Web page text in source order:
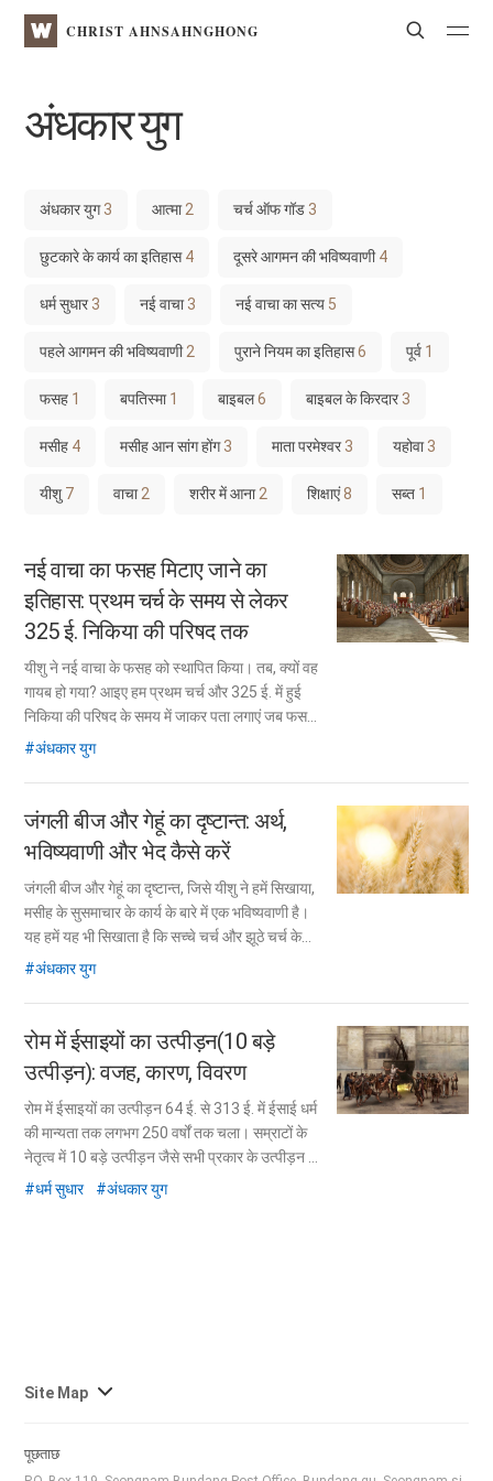
WATVCHRIST AHNSAHNGHONG Search
अंधकार युग
अंधकार युग3 आत्मा2 चर्च ऑफ गॉड 3
छुटकारे के कार्य का इतिहास4 दूसरे आगमन की भविष्यवाणी4
धर्म सुधार3 नई वाचा3 नई वाचा का सत्य 5
पहले आगमन की भविष्यवाणी2 पुराने नियम का इतिहास6 पूर्व 1
फसह 1 बपतिस्मा1 बाइबल6 बाइबल के किरदार3
मसीह 4 मसीह आन सांग होंग3 माता परमेश्वर3 यहोवा3
यीशु 7 वाचा2 शरीर में आना2 शिक्षाएं8 सब्त 1
नई वाचा का फसह मिटाए जाने का
इतिहास:प्रथम चर्च के समय से लेकर
325 ई. निकिया की परिषद तक
यीशु ने नई वाचा के फसह को स्थापित किया। तब, क्यों वह
गायब हो गया? आइए हम प्रथम चर्च और 325 ई. में हुई
निकिया की परिषद के समय में जाकर पता लगाएं जब फसह
नष्ट किया गया।
अंधकार युग
जंगली बीज और गेहूं का दृष्टान्त: अर्थ,
भविष्यवाणी और भेद कैसे करें
जंगली बीज और गेहूं का दृष्टान्त, जिसे यीशु ने हमें सिखाया,
मसीह के सुसमाचार के कार्य के बारे में एक भविष्यवाणी है।
यह हमें यह भी सिखाता है कि सच्चे चर्च और झूठे चर्च के
बीच कैसे अंतर करना है।
अंधकार युग
रोम में ईसाइयों का उत्पीड़न(10 बड़े
उत्पीड़न):वजह, कारण, विवरण
रोम में ईसाइयों का उत्पीड़न 64 ई. से 313 ई. में ईसाई धर्म
की मान्यता तक लगभग 250 वर्षों तक चला। सम्राटों के
नेतृत्व में 10 बड़े उत्पीड़न जैसे सभी प्रकार के उत्पीड़न के
बावजूद ईसाइयों ने अपना विश्वास नहीं छोड़ा।
धर्म सुधार अंधकार युग
Site Map 사
पूछताछ